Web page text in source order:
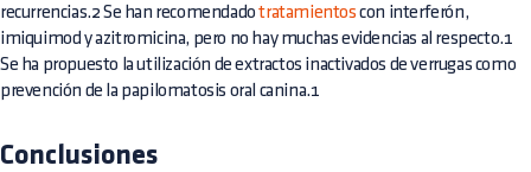
recurrencias.2 Se han recomendadotratamientos con interferón,
imiquimod y azitromicina, pero no hay muchas evidencias al respecto.1
Se ha propuesto la utilización de extractos inactivados de verrugas como
prevención de la papilomatosis oral canina.1
Conclusiones